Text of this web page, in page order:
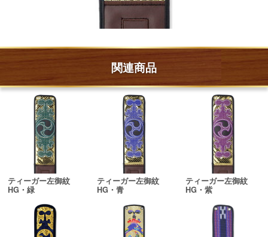
関連商品
ティーガー左御紋
HG・緑
ティーガー左御紋
HG・青
ティーガー左御紋
HG・紫